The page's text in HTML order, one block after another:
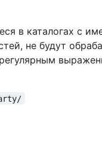
в каталогах с
не будут